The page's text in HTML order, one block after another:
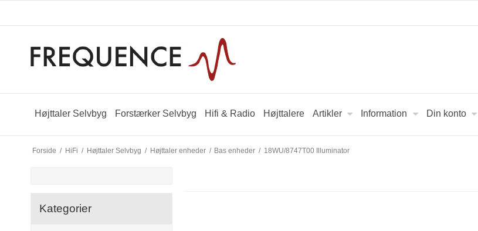
Højttaler Selvbyg Forstærker Selvbyg Hifi & Radio Højttalere Artikler Information Din konto
Forside / HiFi / Højttaler Selvbyg / Højttaler enheder / Bas enheder / 18WU/8747T00 Illuminator
Kategorier